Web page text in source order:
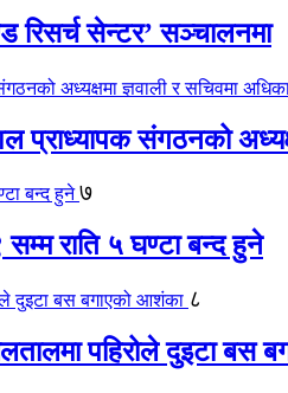
रिसर्च सेन्टर’ सञ्चालनमा
संगठनको
७
राति ५ घण्टा बन्द हुने
८
पहिरोले दुइटा बस